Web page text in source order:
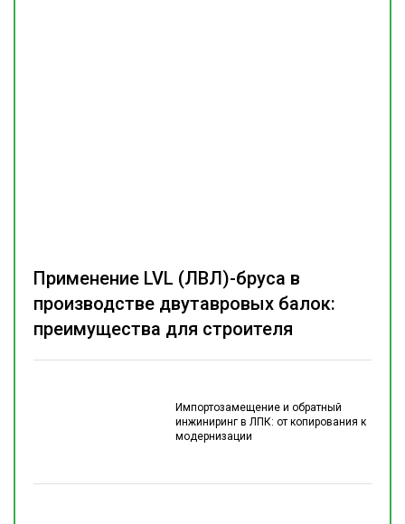
Импортозамещение и обратный
инжиниринг в ЛПК: от копирования к
модернизации
Применение LVL (ЛВЛ)-бруса в
производстве двутавровых балок:
преимущества для строителя